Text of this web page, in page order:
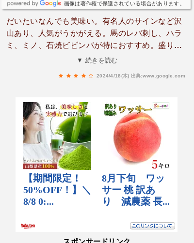
画像は著作権で保護されている場合があります。
だいたいなんでも美味い。有名人のサインなど沢
山あり、人気がうかがえる。馬のレバ刺し、ハラ
ミ、ミノ、石焼ビビンパが特におすすめ。盛り合
わせを頼んでから単品を追加するのが良いみたい
▼ 続きを読む
2024/4/18(木) 出典:www.google.com
スポンサードリンク